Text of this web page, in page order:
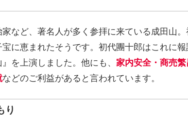
など、著名人が多く参拝に来ている成田山
に恵まれたそうです。初代團十郎はこれに
』を上演しました。他にも、 家内安全・商売
などのご利益があると言われています。
り